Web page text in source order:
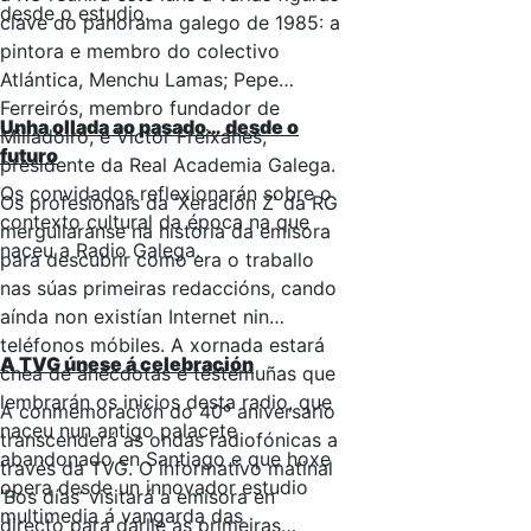
desde o estudio.
clave do panorama galego de 1985: a
pintora e membro do colectivo
Atlántica, Menchu Lamas; Pepe
Ferreirós, membro fundador de
Milladoiro, e Víctor Freixanes,
presidente da Real Academia Galega.
Os convidados reflexionarán sobre o
contexto cultural da época na que
naceu a Radio Galega.
Unha ollada ao pasado… desde o
futuro
Os profesionais da ‘Xeración Z’ da RG
mergullaranse na historia da emisora
para descubrir como era o traballo
nas súas primeiras redaccións, cando
aínda non existían Internet nin
teléfonos móbiles. A xornada estará
chea de anécdotas e testemuñas que
lembrarán os inicios desta radio, que
naceu nun antigo palacete
abandonado en Santiago e que hoxe
opera desde un innovador estudio
multimedia á vangarda das
A TVG únese á celebración
A conmemoración do 40º aniversario
transcenderá as ondas radiofónicas a
través da TVG. O informativo matinal
‘Bos días’ visitará a emisora en
directo para darlle as primeiras